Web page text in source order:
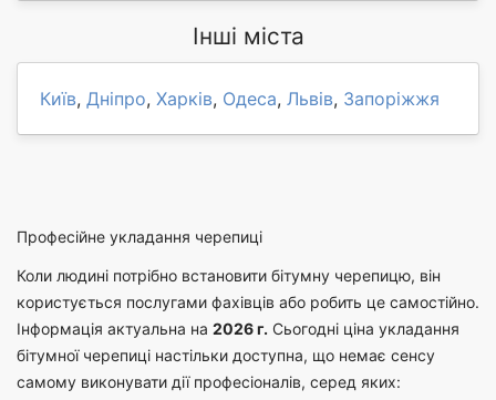
Інші міста
Київ, Дніпро, Харків, Одеса, Львів, Запоріжжя
Професійне укладання черепиці
Коли людині потрібно встановити бітумну черепицю, він
користується послугами фахівців або робить це самостійно.
Інформація актуальна на 2026 г. Сьогодні ціна укладання
бітумної черепиці настільки доступна, що немає сенсу
самому виконувати дії професіоналів, серед яких: